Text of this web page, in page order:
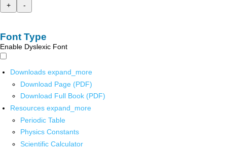
+
-
Font Type
Enable Dyslexic Font
Downloads expand_more
Download Page (PDF)
Download Full Book (PDF)
Resources expand_more
Periodic Table
Physics Constants
Scientific Calculator